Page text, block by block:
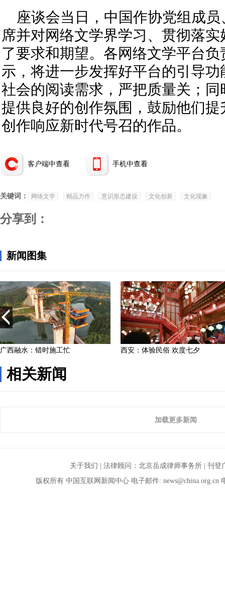
座谈会当日，中国作协党组成
席并对网络文学界学习、贯彻落
了要求和期望。各网络文学平台
示，将进一步发挥好平台的引导
社会的阅读需求，严把质量关；
提供良好的创作氛围，鼓励他们
创作响应新时代号召的作品。
客户端中查看 手机中查看
关键词： 网络文学 精品力作 意识形态建设 文化创新 文化现象
分享到：
相关新闻
加载更多新闻
关于我们 | 法律顾问：北京岳成律师事务所 |刊登
版权所有 中国互联网新闻中心 电子邮件: news@china.org.cn